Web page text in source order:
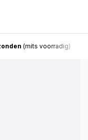
(mits voorradig)